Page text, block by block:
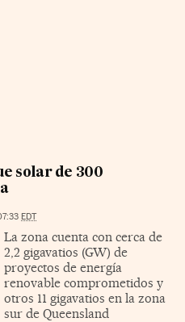
solar de 300
EDT
La zona cuenta con cerca de
2,2 gigavatios (GW) de
proyectos de energía
renovable comprometidos y
otros 11 gigavatios en la zona
sur de Queensland